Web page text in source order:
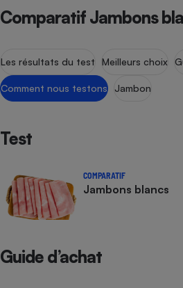
Comparatif Jambons
Les résultats du test Meilleurs choix
Comment nous testons Jambon
Test
COMPARATIF
Jambons blancs
Guide d’achat